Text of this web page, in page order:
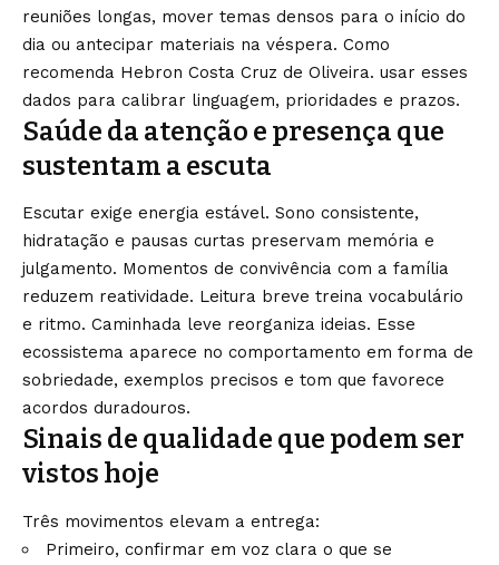
reuniões longas, mover temas densos para o início do
dia ou antecipar materiais na véspera. Como
recomenda Hebron Costa Cruz de Oliveira. usar esses
dados para calibrar linguagem, prioridades e prazos.
Saúde da atenção e presença que
sustentam a escuta
Escutar exige energia estável. Sono consistente,
hidratação e pausas curtas preservam memória e
julgamento. Momentos de convivência com a família
reduzem reatividade. Leitura breve treina vocabulário
e ritmo. Caminhada leve reorganiza ideias. Esse
ecossistema aparece no comportamento em forma de
sobriedade, exemplos precisos e tom que favorece
acordos duradouros.
Sinais de qualidade que podem ser
vistos hoje
Três movimentos elevam a entrega:
Primeiro, confirmar em voz clara o que se